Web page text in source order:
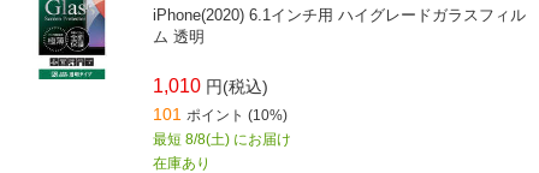
iPhone(2020) 6.1インチ用 ハイグレードガラスフィル
ム 透明
1,010 円(税込)
101 ポイント (10%)
最短 8/8(土) にお届け
在庫あり